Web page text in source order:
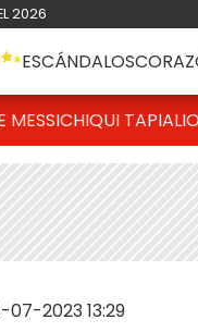
2026
ESCÁNDALOS
MESSICHIQUI TAPIA
07-2023 13:29